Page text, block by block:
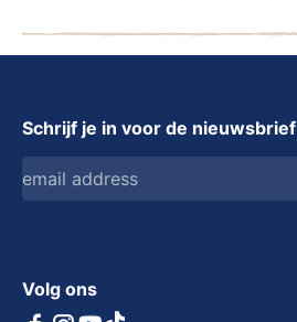
Schrijf je in voor de nieuwsbrief
Volg ons